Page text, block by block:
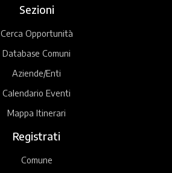
Sezioni
Cerca Opportunità
Database Comuni
Aziende/Enti
Calendario Eventi
Mappa Itinerari
Registrati
Comune